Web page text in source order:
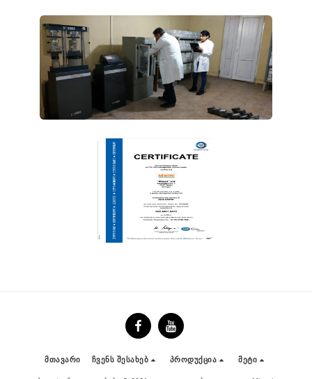
Მთავარი Ჩვენს Შესახებ Პროდუქცია Მეტი